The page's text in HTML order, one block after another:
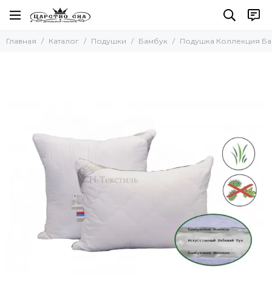
Подушки
Микроволокно (искуствен пух)
Подушки Козий пух (Кашемир)
Подушки Овечья шерсть
Подушки с верблюжьей шерстью
Подушки Льняное волокно
Подушки Хлопковое волокно
Подушки Шерсть Яка
Подушки Шерсть Альпака
Подушки Молочное волокно
Главная Каталог Подушки Бамбук Подушка Коллекция